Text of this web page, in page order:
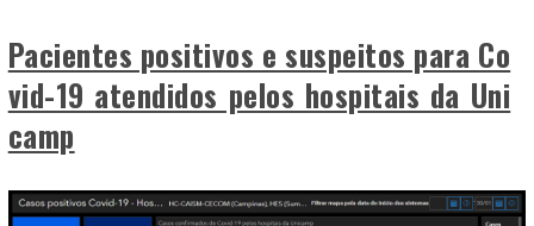
Pacientes positivos e suspeitos para Co
vid-19 atendidos pelos hospitais da Uni
camp